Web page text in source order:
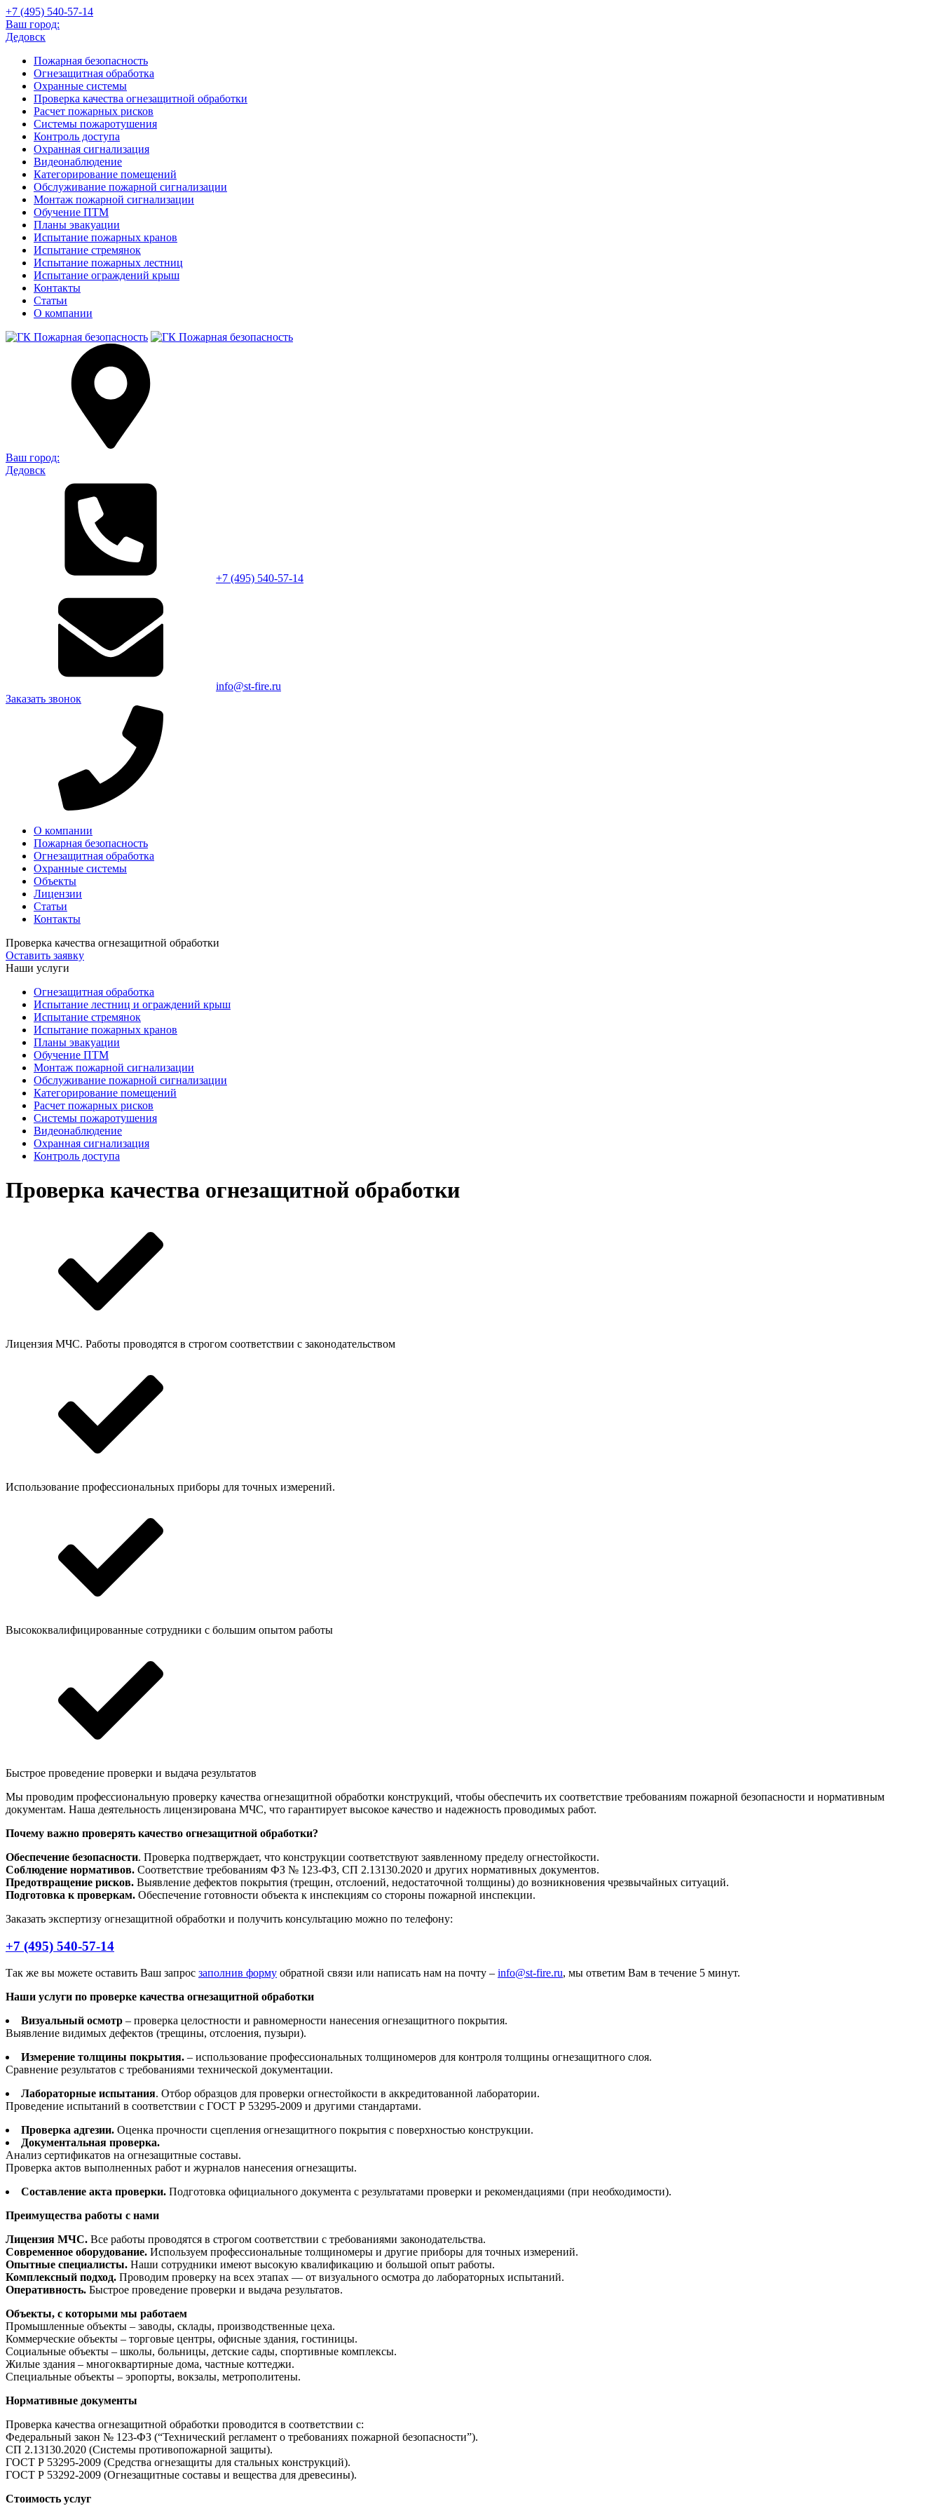
+7 (495) 540-57-14
Ваш город:
Дедовск
Пожарная безопасность
Огнезащитная обработка
Охранные системы
Проверка качества огнезащитной обработки
Расчет пожарных рисков
Системы пожаротушения
Контроль доступа
Охранная сигнализация
Видеонаблюдение
Категорирование помещений
Обслуживание пожарной сигнализации
Монтаж пожарной сигнализации
Обучение ПТМ
Планы эвакуации
Испытание пожарных кранов
Испытание стремянок
Испытание пожарных лестниц
Испытание ограждений крыш
Контакты
Статьи
О компании
Ваш город:
Дедовск
+7 (495) 540-57-14
info@st-fire.ru
Заказать звонок
О компании
Пожарная безопасность
Огнезащитная обработка
Охранные системы
Объекты
Лицензии
Статьи
Контакты
Проверка качества огнезащитной обработки
Оставить заявку
Наши услуги
Огнезащитная обработка
Испытание лестниц и ограждений крыш
Испытание стремянок
Испытание пожарных кранов
Планы эвакуации
Обучение ПТМ
Монтаж пожарной сигнализации
Обслуживание пожарной сигнализации
Категорирование помещений
Расчет пожарных рисков
Системы пожаротушения
Видеонаблюдение
Охранная сигнализация
Контроль доступа
Проверка качества огнезащитной обработки
Лицензия МЧС. Работы проводятся в строгом соответствии с законодательством
Использование профессиональных приборы для точных измерений.
Высококвалифицированные сотрудники с большим опытом работы
Быстрое проведение проверки и выдача результатов
Мы проводим профессиональную проверку качества огнезащитной обработки конструкций, чтобы обеспечить их соответствие требованиям пожарной безопасности и нормативным
документам. Наша деятельность лицензирована МЧС, что гарантирует высокое качество и надежность проводимых работ.
Почему важно проверять качество огнезащитной обработки?
Обеспечение безопасности. Проверка подтверждает, что конструкции соответствуют заявленному пределу огнестойкости.
Соблюдение нормативов. Соответствие требованиям ФЗ № 123-ФЗ, СП 2.13130.2020 и других нормативных документов.
Предотвращение рисков. Выявление дефектов покрытия (трещин, отслоений, недостаточной толщины) до возникновения чрезвычайных ситуаций.
Подготовка к проверкам. Обеспечение готовности объекта к инспекциям со стороны пожарной инспекции.
Заказать экспертизу огнезащитной обработки и получить консультацию можно по телефону:
+7 (495) 540-57-14
Так же вы можете оставить Ваш запрос заполнив форму обратной связи или написать нам на почту – info@st-fire.ru, мы ответим Вам в течение 5 минут.
Наши услуги по проверке качества огнезащитной обработки
Визуальный осмотр – проверка целостности и равномерности нанесения огнезащитного покрытия.
Выявление видимых дефектов (трещины, отслоения, пузыри).
Измерение толщины покрытия. – использование профессиональных толщиномеров для контроля толщины огнезащитного слоя.
Сравнение результатов с требованиями технической документации.
Лабораторные испытания. Отбор образцов для проверки огнестойкости в аккредитованной лаборатории.
Проведение испытаний в соответствии с ГОСТ Р 53295-2009 и другими стандартами.
Проверка адгезии. Оценка прочности сцепления огнезащитного покрытия с поверхностью конструкции.
Документальная проверка.
Анализ сертификатов на огнезащитные составы.
Проверка актов выполненных работ и журналов нанесения огнезащиты.
Составление акта проверки. Подготовка официального документа с результатами проверки и рекомендациями (при необходимости).
Преимущества работы с нами
Лицензия МЧС. Все работы проводятся в строгом соответствии с требованиями законодательства.
Современное оборудование. Используем профессиональные толщиномеры и другие приборы для точных измерений.
Опытные специалисты. Наши сотрудники имеют высокую квалификацию и большой опыт работы.
Комплексный подход. Проводим проверку на всех этапах — от визуального осмотра до лабораторных испытаний.
Оперативность. Быстрое проведение проверки и выдача результатов.
Объекты, с которыми мы работаем
Промышленные объекты – заводы, склады, производственные цеха.
Коммерческие объекты – торговые центры, офисные здания, гостиницы.
Социальные объекты – школы, больницы, детские сады, спортивные комплексы.
Жилые здания – многоквартирные дома, частные коттеджи.
Специальные объекты – эропорты, вокзалы, метрополитены.
Нормативные документы
Проверка качества огнезащитной обработки проводится в соответствии с:
Федеральный закон № 123-ФЗ (“Технический регламент о требованиях пожарной безопасности”).
СП 2.13130.2020 (Системы противопожарной защиты).
ГОСТ Р 53295-2009 (Средства огнезащиты для стальных конструкций).
ГОСТ Р 53292-2009 (Огнезащитные составы и вещества для древесины).
Стоимость услуг